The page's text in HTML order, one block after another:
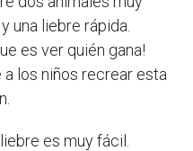
una liebre rápida.
es ver quién gana!
los niños recrear esta
es muy fácil.